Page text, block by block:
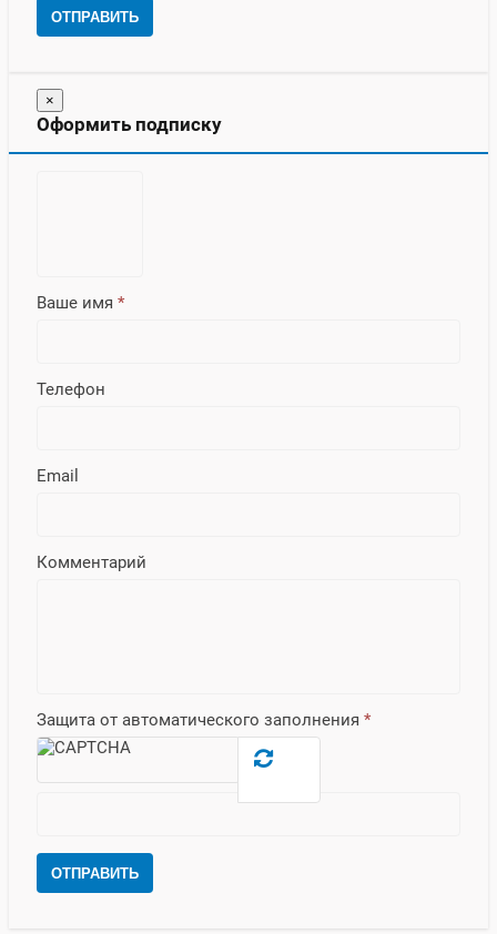
ОТПРАВИТЬ
×
Оформить подписку
Ваше имя *
Телефон
Email
Комментарий
Защита от автоматического заполнения *
ОТПРАВИТЬ